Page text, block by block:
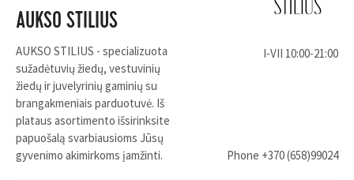
AUKSO STILIUS
AUKSO STILIUS - specializuota
sužadėtuvių žiedų, vestuvinių
žiedų ir juvelyrinių gaminių su
brangakmeniais parduotuvė. Iš
plataus asortimento išsirinksite
papuošalą svarbiausioms Jūsų
gyvenimo akimirkoms įamžinti.
I-VII 10:00-21:00
Phone +370 (658)99024